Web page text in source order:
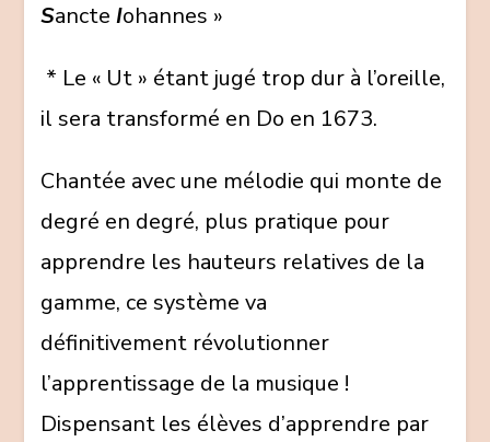
SancteIohannes »
* Le « Ut » étant jugé trop dur à l’oreille,
il sera transformé en Do en 1673.
Chantée avec une mélodie qui monte de
degré en degré, plus pratique pour
apprendre les hauteurs relatives de la
gamme, ce système va
définitivement révolutionner
l’apprentissage de la musique !
Dispensant les élèves d’apprendre par